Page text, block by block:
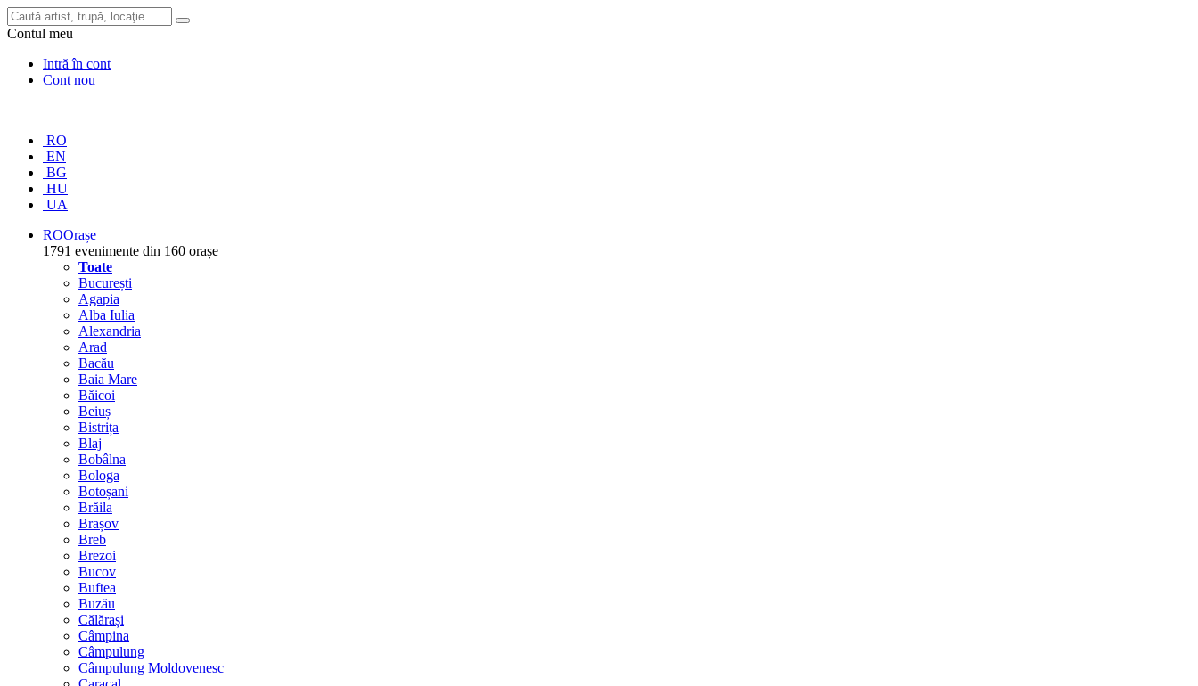
Contul meu
Intră în cont
Cont nou
RO
EN
BG
HU
UA
ROOrașe
1791 evenimente din 160 orașe
Toate
București
Agapia
Alba Iulia
Alexandria
Arad
Bacău
Baia Mare
Băicoi
Beiuș
Bistrița
Blaj
Bobâlna
Bologa
Botoșani
Brăila
Brașov
Breb
Brezoi
Bucov
Buftea
Buzău
Călărași
Câmpina
Câmpulung
Câmpulung Moldovenesc